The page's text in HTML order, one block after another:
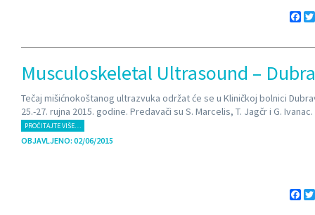
Musculoskeletal Ultrasound –
Tečaj mišićnokoštanog ultrazvuka održat će se u Kliničkoj bolnici
25.-27. rujna 2015. godine. Predavači su S. Marcelis, T. Jagčr i G. Ivanac.
PROČITAJTE VIŠE…
OBJAVLJENO: 02/06/2015